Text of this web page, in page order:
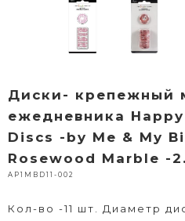
Диски- крепежный
ежедневника
Discs -by Me & My
Rosewood Marble -
AP1MBD11-002
Кол-во -11 шт. Диаметр